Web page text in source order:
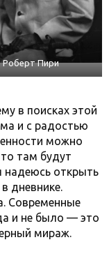
Роберт Пири
в поисках этой
и с радостью
можно
там будут
надеюсь открыть
дневнике.
Современные
и не было — это
мираж.